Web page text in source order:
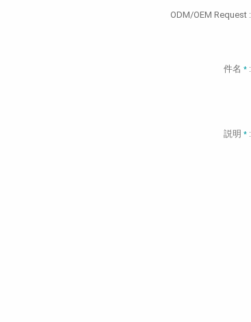
ODM/OEM Request :
件名 * :
説明 * :